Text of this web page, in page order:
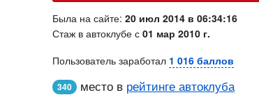
Была на сайте: 20 июл 2014 в 06:34:16
Стаж в автоклубе с 01 мар 2010 г.
Пользователь заработал 1 016 баллов
340 место в рейтинге автоклуба